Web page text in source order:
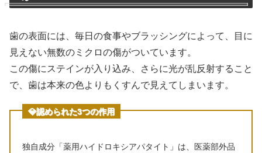
歯の表面には、毎日の食事やブラッシングによって、目に
見えない無数のミクロの傷がついています。
この傷にステインが入り込み、さらに光が乱反射すること
で、歯は本来の色よりもくすんで見えてしまいます。
💎認められた3つの作用
独自成分「薬用ハイドロキシアパタイト」は、医薬部外品